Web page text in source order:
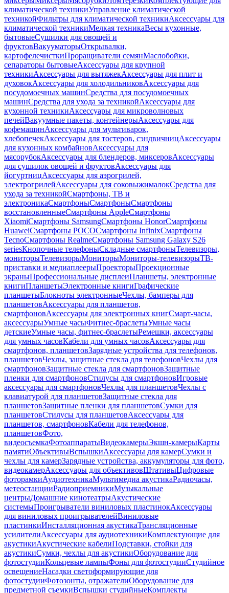
климатической техникиУправление климатической
техникойФильтры для климатической техникиАксессуары для
климатической техникиМелкая техникаВесы кухонные,
бытовыеСушилки для овощей и
фруктовВакууматорыОткрывалки,
картофелечисткиПроращиватели семянМаслобойки,
сепараторы бытовыеАксессуары для крупной
техникиАксессуары для вытяжекАксессуары для плит и
духовокАксессуары для холодильниковАксессуары для
посудомоечных машинСредства для посудомоечных
машинСредства для ухода за техникойАксессуары для
кухонной техникиАксессуары для микроволновых
печейВакуумные пакеты, контейнерыАксессуары для
кофемашинАксессуары для мультиварок,
хлебопечекАксессуары для тостеров, сэндвичницАксессуары
для кухонных комбайновАксессуары для
мясорубокАксессуары для блендеров, миксеровАксессуары
для сушилок овощей и фруктовАксессуары для
йогуртницАксессуары для аэрогрилей,
электрогрилейАксессуары для соковыжималокСредства для
ухода за техникойСмартфоны, ТВ и
электроникаСмартфоныСмартфоныСмартфоны
восстановленныеСмартфоны AppleСмартфоны
XiaomiСмартфоны SamsungСмартфоны HonorСмартфоны
HuaweiСмартфоны POCOСмартфоны InfinixСмартфоны
TecnoСмартфоны RealmeСмартфоны Samsung Galaxy S26
seriesКнопочные телефоныСкладные смартфоныТелевизоры,
мониторыТелевизорыМониторыМониторы-телевизорыТВ-
приставки и медиаплеерыПроекторыПроекционные
экраныПрофессиональные дисплеиПланшеты, электронные
книгиПланшетыЭлектронные книгиГрафические
планшетыБлокноты электронныеЧехлы, бамперы для
планшетовАксессуары для планшетов,
смартфоновАксессуары для электронных книгСмарт-часы,
аксессуарыУмные часыФитнес-браслетыУмные часы
детскиеУмные часы, фитнес-браслетыРемешки, аксессуары
для умных часовКабели для умных часовАксессуары для
смартфонов, планшетовЗарядные устройства для телефонов,
планшетовЧехлы, защитные стекла для телефоновЧехлы для
смартфоновЗащитные стекла для смартфоновЗащитные
пленки для смартфоновСтилусы для смартфоновИгровые
аксессуары для смартфоновЧехлы для планшетовЧехлы с
клавиатурой для планшетовЗащитные стекла для
планшетовЗащитные пленки для планшетовСумки для
планшетовСтилусы для планшетовАксессуары для
планшетов, смартфоновКабели для телефонов,
планшетовФото,
видеосъемкаФотоаппаратыВидеокамерыЭкшн-камерыКарты
памятиОбъективыВспышкиАксессуары для камерСумки и
чехлы для камерЗарядные устройства, аккумуляторы для фото,
видеокамерАксессуары для объективовШтативыЦифровые
фоторамкиАудиотехникаМультимедиа акустикаРадиочасы,
метеостанцииРадиоприемникиМузыкальные
центрыДомашние кинотеатрыАкустические
системыПроигрыватели виниловых пластинокАксессуары
для виниловых проигрывателейВиниловые
пластинкиИнсталляционная акустикаТрансляционные
усилителиАксессуары для аудиотехникиКомплектующие для
акустикиАкустические кабелиПодставки, стойки для
акустикиСумки, чехлы для акустикиОборудование для
фотостудииКольцевые лампыФоны для фотостудииСтудийное
освещениеНасадки светоформирующие для
фотостудииФотозонты, отражателиОборудование для
предметной съемкиВспышки студийныеКомплекты